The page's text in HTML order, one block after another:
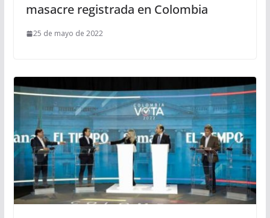
masacre registrada en Colombia
25 de mayo de 2022